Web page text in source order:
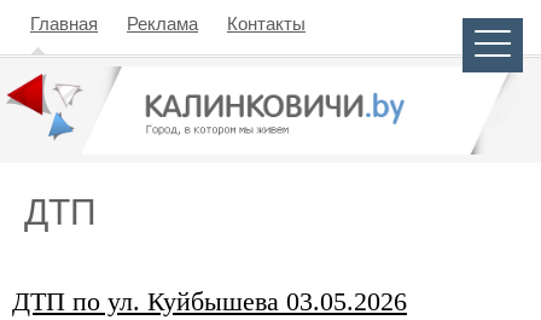
Главная Реклама Контакты
ДТП
ДТП по ул. Куйбышева 03.05.2026